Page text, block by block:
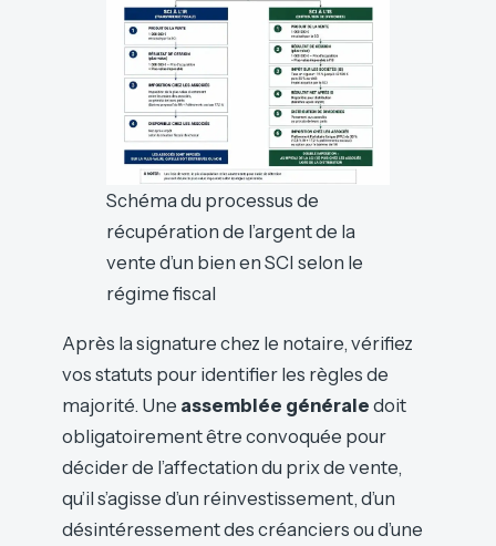
Schéma du processus de
récupération de l’argent de la
vente d’un bien en SCI selon le
régime fiscal
Après la signature chez le notaire, vérifiez
vos statuts pour identifier les règles de
majorité. Une assemblée générale doit
obligatoirement être convoquée pour
décider de l’affectation du prix de vente,
qu’il s’agisse d’un réinvestissement, d’un
désintéressement des créanciers ou d’une